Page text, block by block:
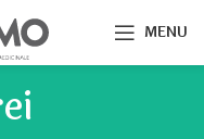
MENU